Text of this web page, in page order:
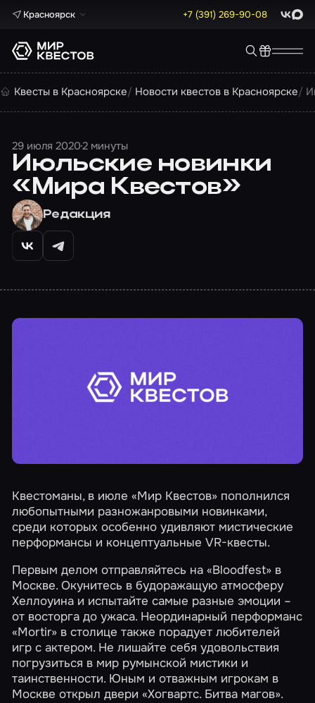
Красноярск +7 (391) 269-90-08 Max
Квесты в Красноярске Новости квестов в Красноярске
29 июля 20202 минуты
Июльские новинки
«Мира Квестов»
Редакция
Квестоманы, в июле «Мир Квестов» пополнился
любопытными разножанровыми новинками,
среди которых особенно удивляют мистические
перформансы и концептуальные VR-квесты.
Первым делом отправляйтесь на«Bloodfest» в
Москве. Окунитесь в будоражащую атмосферу
Хеллоуина и испытайте самые разные эмоции –
от восторга до ужаса. Неординарный перформанс
«Mortir» в столице также порадует любителей
игр с актером. Не лишайте себя удовольствия
погрузиться в мир румынской мистики и
таинственности. Юным и отважным игрокам в
Москве открыл двери «Хогвартс. Битва магов».